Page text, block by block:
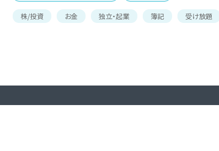
株/投資 お金 独立・起業 簿記 受け放題